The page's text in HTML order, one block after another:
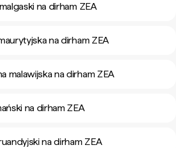
na dirham ZEA
na dirham ZEA
malawijska na dirham ZEA
na dirham ZEA
na dirham ZEA